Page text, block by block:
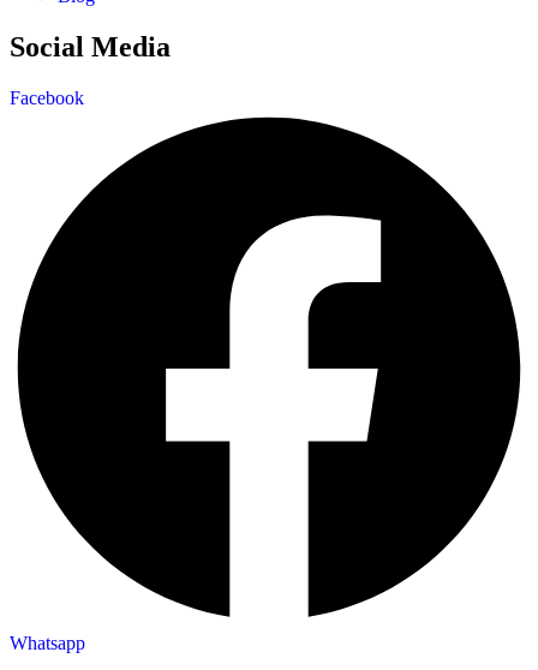
Social Media
Facebook
Whatsapp